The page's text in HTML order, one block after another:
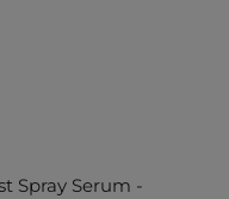
Spray Serum -